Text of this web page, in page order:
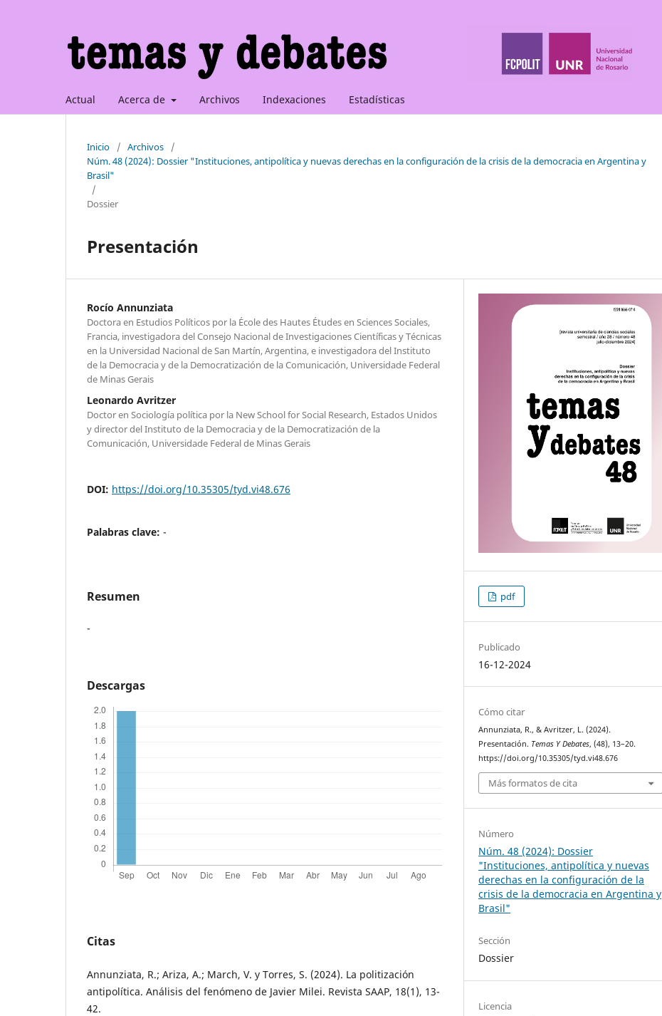
Actual Acerca de Archivos Indexaciones Estadísticas
Inicio / Archivos
/
Núm. 48 (2024): Dossier "Instituciones, antipolítica y nuevas derechas en la configuración de la crisis de la democracia en Argentina y
Brasil"
/
Dossier
Presentación
Rocío Annunziata
Doctora en Estudios Políticos por la École des Hautes Études en Sciences Sociales,
Francia, investigadora del Consejo Nacional de Investigaciones Científicas y Técnicas
en la Universidad Nacional de San Martín, Argentina, e investigadora del Instituto
de la Democracia y de la Democratización de la Comunicación, Universidade Federal
de Minas Gerais
Leonardo Avritzer
Doctor en Sociología política por la New School for Social Research, Estados Unidos
y director del Instituto de la Democracia y de la Democratización de la
Comunicación, Universidade Federal de Minas Gerais
DOI: https://doi.org/10.35305/tyd.vi48.676
Palabras clave: -
Resumen
-
Descargas
Citas
Annunziata, R.; Ariza, A.; March, V. y Torres, S. (2024). La politización
antipolítica. Análisis del fenómeno de Javier Milei. Revista SAAP, 18(1), 13-
42.
pdf
Publicado
16-12-2024
Cómo citar
Annunziata, R., & Avritzer, L. (2024).
Presentación. Temas Y Debates, (48), 13–20.
https://doi.org/10.35305/tyd.vi48.676
Más formatos de cita
Número
Núm. 48 (2024): Dossier
"Instituciones, antipolítica y nuevas
derechas en la configuración de la
crisis de la democracia en Argentina y
Brasil"
Sección
Dossier
Licencia